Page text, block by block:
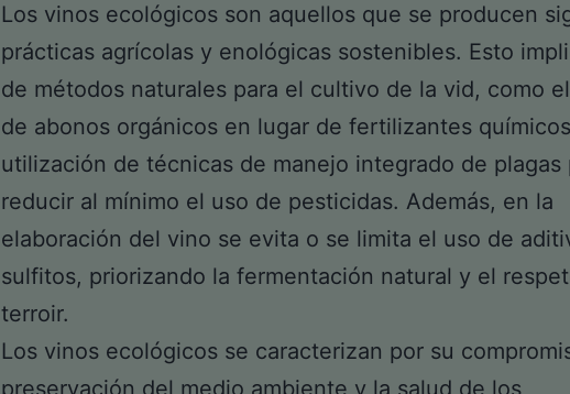
Los vinos ecológicos son aquellos que se producen
prácticas agrícolas y enológicas sostenibles. Esto
de métodos naturales para el cultivo de la vid, como
de abonos orgánicos en lugar de fertilizantes
utilización de técnicas de manejo integrado de plagas
reducir al mínimo el uso de pesticidas. Además, en la
elaboración del vino se evita o se limita el uso de
sulfitos, priorizando la fermentación natural y el
terroir.
Los vinos ecológicos se caracterizan por su
preservación del medio ambiente y la salud de los